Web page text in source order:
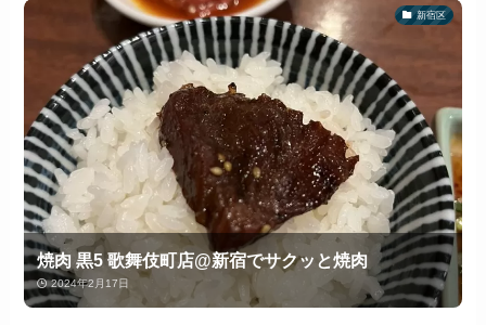
新宿区
焼肉 黒5 歌舞伎町店@新宿でサクッと焼肉
2024年2月17日